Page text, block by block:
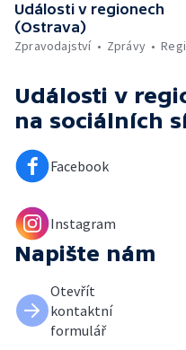
Události v regionech
(Ostrava)
Zpravodajství
Zprávy
Události v
na sociálních
Facebook
Instagram
Napište nám
Otevřít
kontaktní
formulář